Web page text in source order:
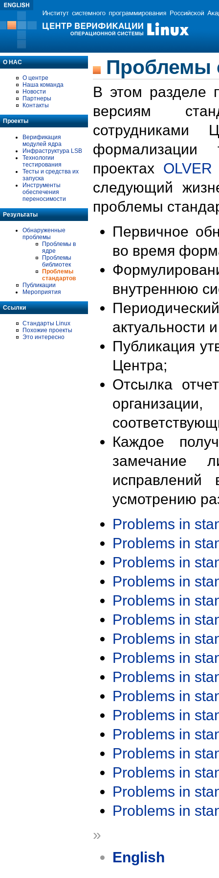
О НАС
О центре
Наша команда
Новости
Партнеры
Контакты
Проекты
Верификация
модулей ядра
Инфраструктура LSB
Технологии
тестирования
Тесты и средства их
запуска
Инструменты
обеспечения
переносимости
Результаты
Обнаруженные
проблемы
Проблемы в
ядре
Проблемы
библиотек
Проблемы
стандартов
Публикации
Мероприятия
Ссылки
Стандарты Linux
Похожие проекты
Это интересно
Проблемы
В этом разделе
версиям
формализации
проектах OLVER
следующий
проблемы
Первичное
во время
внутреннюю
актуальности
Публикация
Центра;
Отсылка
Каждое
замечание
исправлений
усмотрению
Problems in
Problems in
Problems in
Problems in
Problems in
Problems in
Problems in
Problems in
Problems in
Problems in
Problems in
Problems in
Problems in
Problems in
Problems in
Problems in
»
English